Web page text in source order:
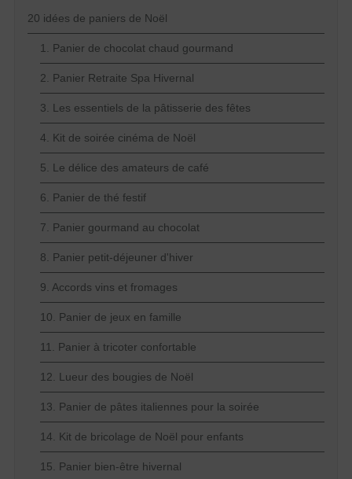
20 idées de paniers de Noël
1. Panier de chocolat chaud gourmand
2. Panier Retraite Spa Hivernal
3. Les essentiels de la pâtisserie des fêtes
4. Kit de soirée cinéma de Noël
5. Le délice des amateurs de café
6. Panier de thé festif
7. Panier gourmand au chocolat
8. Panier petit-déjeuner d'hiver
9. Accords vins et fromages
10. Panier de jeux en famille
11. Panier à tricoter confortable
12. Lueur des bougies de Noël
13. Panier de pâtes italiennes pour la soirée
14. Kit de bricolage de Noël pour enfants
15. Panier bien-être hivernal